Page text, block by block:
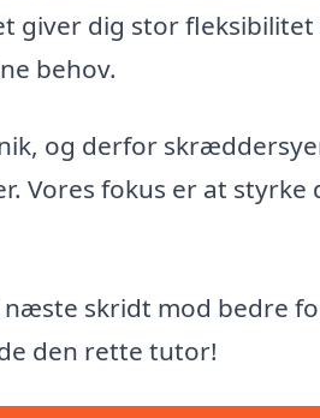
giver dig stor
behov.
og derfor
Vores fokus er at
skridt mod bedre
den rette tutor!